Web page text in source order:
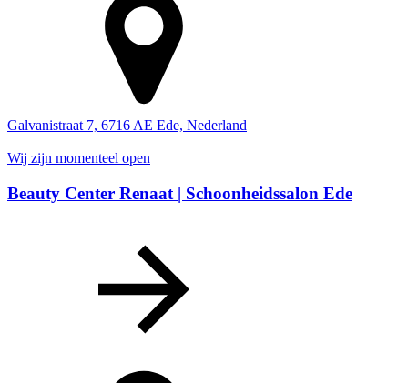
Galvanistraat 7, 6716 AE Ede, Nederland
Wij zijn momenteel open
Beauty Center Renaat | Schoonheidssalon Ede